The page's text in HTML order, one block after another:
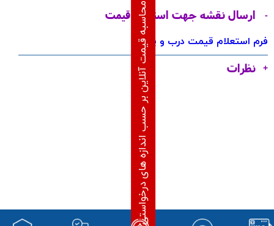
ارسال نقشه جهت استعلام قیمت
فرم استعلام قیمت درب و پنجره
نظرات محاسبه قیمت آنلاین بر حسب اندازه های درخواستی